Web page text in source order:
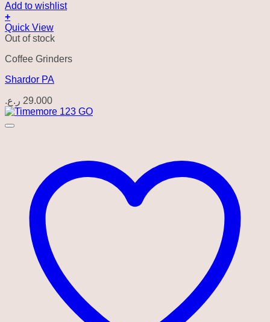
Add to wishlist
+
Quick View
Out of stock
Coffee Grinders
Shardor PA
29.000 ر.ع.